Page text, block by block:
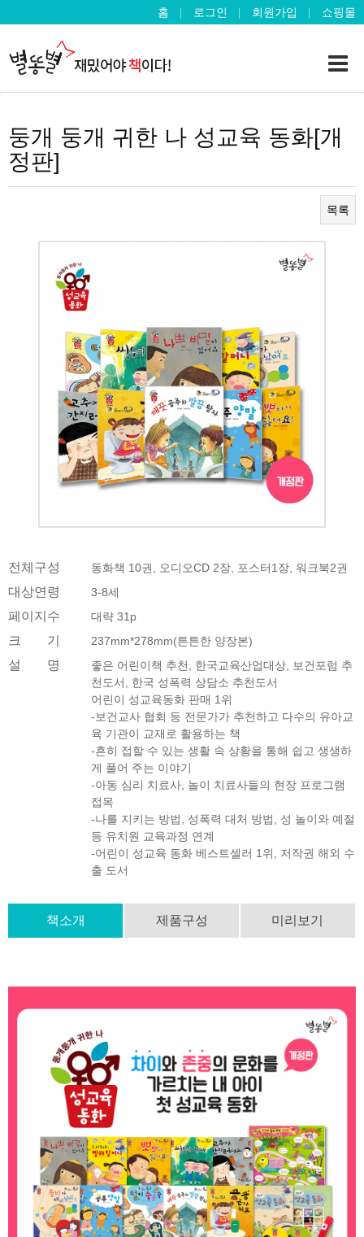
홈 로그인 회원가입 쇼핑몰
둥개 둥개 귀한 나 성교육 동화[개
정판]
목록
전체구성 동화책 10권, 오디오CD 2장, 포스터1장, 워크북2권
대상연령 3-8세
페이지수 대략 31p
크 기 237mm*278mm(튼튼한 양장본)
설 명
좋은 어린이책 추천, 한국교육산업대상, 보건포럼 추
천도서, 한국 성폭력 상담소 추천도서
어린이 성교육동화 판매 1위
-보건교사 협회 등 전문가가 추천하고 다수의 유아교
육 기관이 교재로 활용하는 책
-흔히 접할 수 있는 생활 속 상황을 통해 쉽고 생생하
게 풀어 주는 이야기
-아동 심리 치료사, 놀이 치료사들의 현장 프로그램
접목
-나를 지키는 방법, 성폭력 대처 방법, 성 놀이와 예절
등 유치원 교육과정 연계
-어린이 성교육 동화 베스트셀러 1위, 저작권 해외 수
출 도서
책소개 제품구성 미리보기